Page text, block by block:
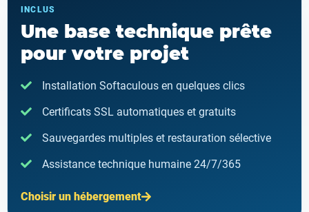
INCLUS
Une base technique prête
pour votre projet
Installation Softaculous en quelques clics
Certificats SSL automatiques et gratuits
Sauvegardes multiples et restauration sélective
Assistance technique humaine 24/7/365
Choisir un hébergement